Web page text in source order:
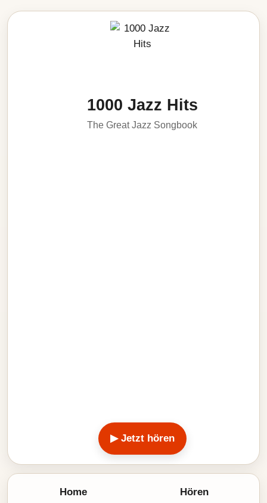
1000 Jazz Hits
The Great Jazz Songbook
▶ Jetzt hören
Home Hören